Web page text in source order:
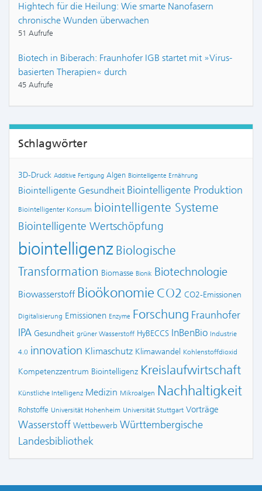
Hightech für die Heilung: Wie smarte Nanofasern
chronische Wunden überwachen
51 Aufrufe
Biotech in Biberach: Fraunhofer IGB startet mit »Virus-
basierten Therapien« durch
45 Aufrufe
Schlagwörter
3D-Druck Additive Fertigung Algen Biointelligente Ernährung
Biointelligente Gesundheit Biointelligente Produktion
Biointelligenter Konsum biointelligente Systeme
Biointelligente Wertschöpfung
biointelligenz Biologische
Transformation Biomasse Bionik Biotechnologie
Biowasserstoff Bioökonomie CO2 CO2-Emissionen
Digitalisierung Emissionen Enzyme Forschung Fraunhofer
IPA Gesundheit grüner Wasserstoff HyBECCS InBenBio Industrie
4.0 innovation Klimaschutz Klimawandel Kohlenstoffdioxid
Kompetenzzentrum Biointelligenz Kreislaufwirtschaft
Künstliche Intelligenz Medizin Mikroalgen Nachhaltigkeit
Rohstoffe Universität Hohenheim Universität Stuttgart Vorträge
Wasserstoff Wettbewerb Württembergische
Landesbibliothek